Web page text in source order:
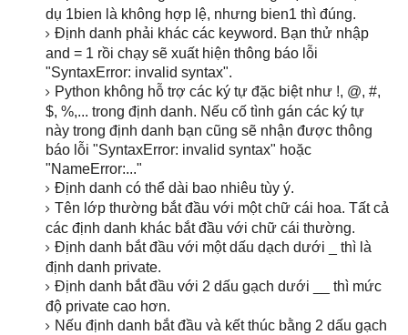
dụ 1bien là không hợp lệ, nhưng bien1 thì đúng.
Định danh phải khác các keyword. Bạn thử nhập
and = 1 rồi chạy sẽ xuất hiện thông báo lỗi
"SyntaxError: invalid syntax".
Python không hỗ trợ các ký tự đặc biệt như !, @, #,
$, %,... trong định danh. Nếu cố tình gán các ký tự
này trong định danh bạn cũng sẽ nhận được thông
báo lỗi "SyntaxError: invalid syntax" hoặc
"NameError:..."
Định danh có thể dài bao nhiêu tùy ý.
Tên lớp thường bắt đầu với một chữ cái hoa. Tất cả
các định danh khác bắt đầu với chữ cái thường.
Định danh bắt đầu với một dấu dạch dưới _ thì là
định danh private.
Định danh bắt đầu với 2 dấu gạch dưới __ thì mức
độ private cao hơn.
Nếu định danh bắt đầu và kết thúc bằng 2 dấu gạch